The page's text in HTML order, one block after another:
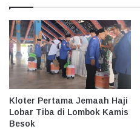
Kloter Pertama Jemaah Haji
Lobar Tiba di Lombok Kamis
Besok